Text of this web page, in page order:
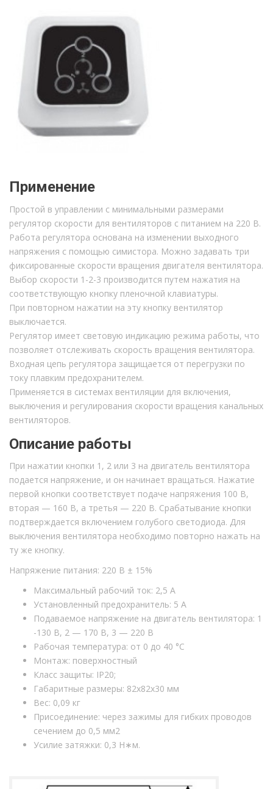
Применение
Простой в управлении с минимальными размерами
регулятор скорости для вентиляторов с питанием на 220 В.
Работа регулятора основана на изменении выходного
напряжения с помощью симистора. Можно задавать три
фиксированные скорости вращения двигателя вентилятора.
Выбор скорости 1-2-3 производится путем нажатия на
соответствующую кнопку пленочной клавиатуры.
При повторном нажатии на эту кнопку вентилятор
выключается.
Регулятор имеет световую индикацию режима работы, что
позволяет отслеживать скорость вращения вентилятора.
Входная цепь регулятора защищается от перегрузки по
току плавким предохранителем.
Применяется в системах вентиляции для включения,
выключения и регулирования скорости вращения канальных
вентиляторов.
Описание работы
При нажатии кнопки 1, 2 или 3 на двигатель вентилятора
подается напряжение, и он начинает вращаться. Нажатие
первой кнопки соответствует подаче напряжения 100 В,
вторая — 160 В, а третья — 220 В. Срабатывание кнопки
подтверждается включением голубого светодиода. Для
выключения вентилятора необходимо повторно нажать на
ту же кнопку.
Напряжение питания: 220 В ± 15%
Максимальный рабочий ток: 2,5 А
Установленный предохранитель: 5 А
Подаваемое напряжение на двигатель вентилятора: 1
-130 В, 2 — 170 В, 3 — 220 В
Рабочая температура: от 0 до 40 °С
Монтаж: поверхностный
Класс защиты: IP20;
Габаритные размеры: 82х82х30 мм
Вес: 0,09 кг
Присоединение: через зажимы для гибких проводов
сечением до 0,5 мм2
Усилие затяжки: 0,3 Н∗м.